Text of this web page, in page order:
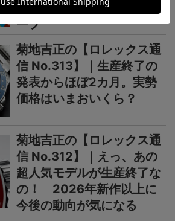
なジュビリーダイアルモチ
ーフ
菊地吉正の【ロレックス通
信 No.313】｜生産終了の
発表からほぼ2カ月。実勢
価格はいまおいくら？
菊地吉正の【ロレックス通
信 No.312】｜えっ、あの
超人気モデルが生産終了な
の！ 2026年新作以上に
今後の動向が気になる